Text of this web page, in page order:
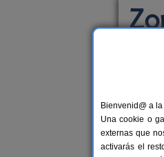
Bienvenid@ a
Una cookie o
externas que
activarás el